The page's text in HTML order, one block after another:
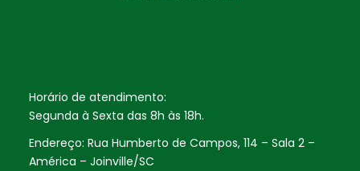
Horário de atendimento:
Segunda à Sexta das 8h às 18h.
Endereço: Rua Humberto de Campos, 114 – Sala 2 –
América – Joinville/SC